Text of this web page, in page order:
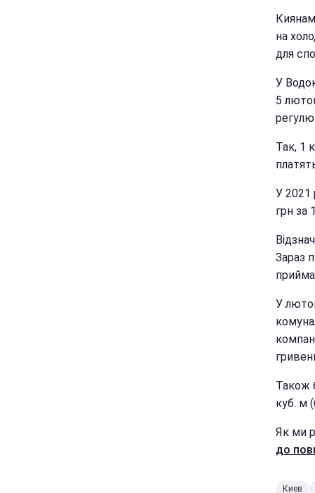
на
для
У
5
Так, 1
У 2021
грн за
Зараз
У
Також
куб. м
Як ми
до
Киев